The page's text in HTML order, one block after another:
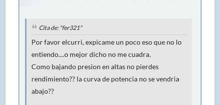
Cita de: "fer321"
Por favor elcurri, expicame un poco eso que no lo
entiendo....o mejor dicho no me cuadra.
Como bajando presion en altas no pierdes
rendimiento?? la curva de potencia no se vendria
abajo??